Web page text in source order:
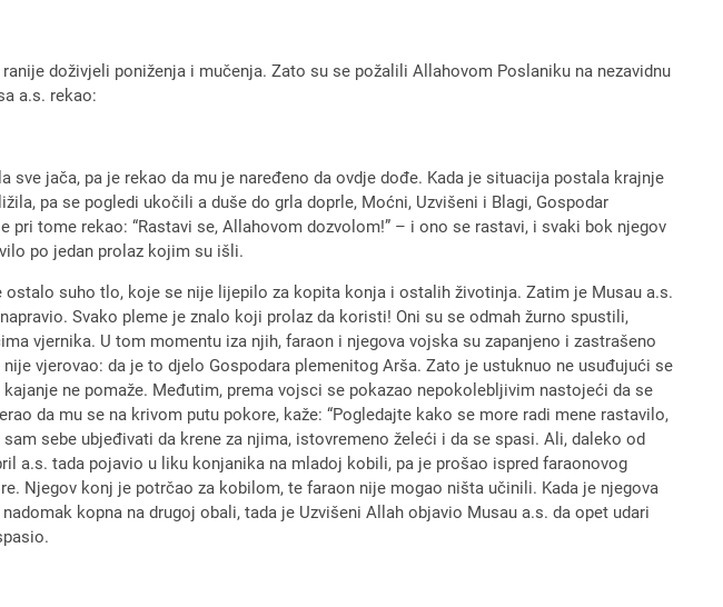
doživjeli poniženja i mučenja. Zato su se požalili Allahovom Poslaniku na nezavidnu
a.s. rekao:
jača, pa je rekao da mu je naređeno da ovdje dođe. Kada je situacija postala krajnje
pa se pogledi ukočili a duše do grla doprle, Moćni, Uzvišeni i Blagi, Gospodar
pri tome rekao: “Rastavi se, Allahovom dozvolom!” – i ono se rastavi, i svaki bok njegov
po jedan prolaz kojim su išli.
suho tlo, koje se nije lijepilo za kopita konja i ostalih životinja. Zatim je Musau a.s.
Svako pleme je znalo koji prolaz da koristi! Oni su se odmah žurno spustili,
vjernika. U tom momentu iza njih, faraon i njegova vojska su zapanjeno i zastrašeno
vjerovao: da je to djelo Gospodara plemenitog Arša. Zato je ustuknuo ne usuđujući se
ne pomaže. Međutim, prema vojsci se pokazao nepokolebljivim nastojeći da se
da mu se na krivom putu pokore, kaže: “Pogledajte kako se more radi mene rastavilo,
sebe ubjeđivati da krene za njima, istovremeno želeći i da se spasi. Ali, daleko od
a.s. tada pojavio u liku konjanika na mladoj kobili, pa je prošao ispred faraonovog
Njegov konj je potrčao za kobilom, te faraon nije mogao ništa učinili. Kada je njegova
kopna na drugoj obali, tada je Uzvišeni Allah objavio Musau a.s. da opet udari